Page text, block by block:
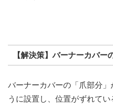
【解決策】バーナーカバー
バーナーカバーの「爪部分
うに設置し、位置がずれて